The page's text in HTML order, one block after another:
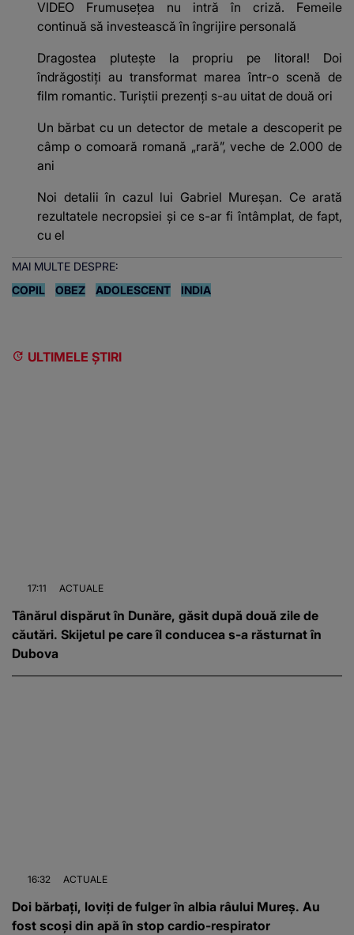
VIDEO Frumusețea nu intră în criză. Femeile
continuă să investească în îngrijire personală
Dragostea plutește la propriu pe litoral! Doi
îndrăgostiți au transformat marea într-o scenă de
film romantic. Turiștii prezenți s-au uitat de două ori
Un bărbat cu un detector de metale a descoperit pe
câmp o comoară romană „rară”, veche de 2.000 de
ani
Noi detalii în cazul lui Gabriel Mureșan. Ce arată
rezultatele necropsiei și ce s-ar fi întâmplat, de fapt,
cu el
MAI MULTE DESPRE:
COPIL
OBEZ ADOLESCENT INDIA
ULTIMELE ȘTIRI
17:11 ACTUALE
Tânărul dispărut în Dunăre, găsit după două zile de
căutări. Skijetul pe care îl conducea s-a răsturnat în
Dubova
16:32 ACTUALE
Doi bărbați, loviți de fulger în albia râului Mureș. Au
fost scoși din apă în stop cardio-respirator